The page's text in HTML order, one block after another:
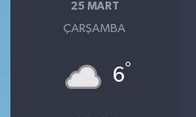
25 MART
ÇARŞAMBA
6°